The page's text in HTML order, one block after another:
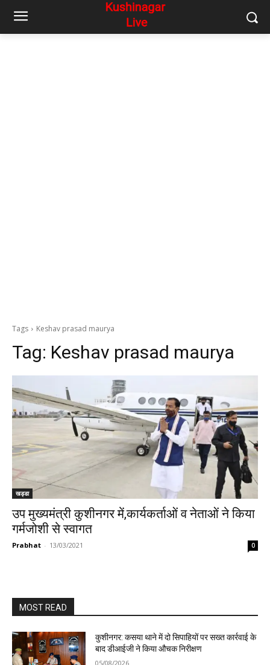
Tags Keshav prasad maurya
Tag: Keshav prasad maurya
खड्डा
उप मुख्यमंत्री कुशीनगर में,कार्यकर्ताओं व नेताओं ने किया
गर्मजोशी से स्वागत
Prabhat - 13/03/2021 0
MOST READ
कुशीनगर: कसया थाने में दो सिपाहियों पर सख्त कार्रवाई के
बाद डीआईजी ने किया औचक निरीक्षण
05/08/2026